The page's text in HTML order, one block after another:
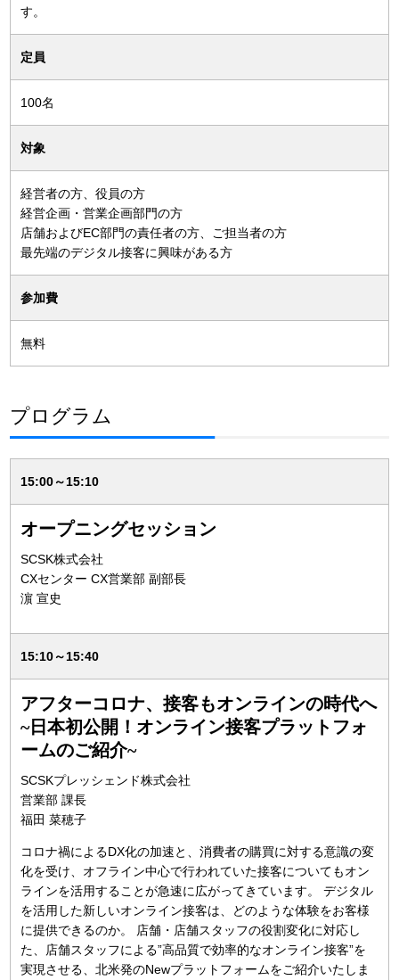
す。
定員
100名
対象
経営者の方、役員の方
経営企画・営業企画部門の方
店舗およびEC部門の責任者の方、ご担当者の方
最先端のデジタル接客に興味がある方
参加費
無料
プログラム
15:00～15:10
オープニングセッション
SCSK株式会社
CXセンター CX営業部 副部長
濵 宣史
15:10～15:40
アフターコロナ、接客もオンラインの時代へ
~日本初公開！オンライン接客プラットフォ
ームのご紹介~
SCSKプレッシェンド株式会社
営業部 課長
福田 菜穂子
コロナ禍によるDX化の加速と、消費者の購買に対する意識の変
化を受け、オフライン中心で行われていた接客についてもオン
ラインを活用することが急速に広がってきています。 デジタル
を活用した新しいオンライン接客は、どのような体験をお客様
に提供できるのか。 店舗・店舗スタッフの役割変化に対応し
た、店舗スタッフによる”高品質で効率的なオンライン接客”を
実現させる、北米発のNewプラットフォームをご紹介いたしま